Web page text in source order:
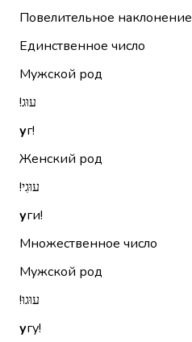
Повелительное наклонение
Единственное число
Мужской род
עוּג!‏
уг!
Женский род
עוּגִי!‏
уги!
Множественное число
Мужской род
עוּגוּ!‏
угу!